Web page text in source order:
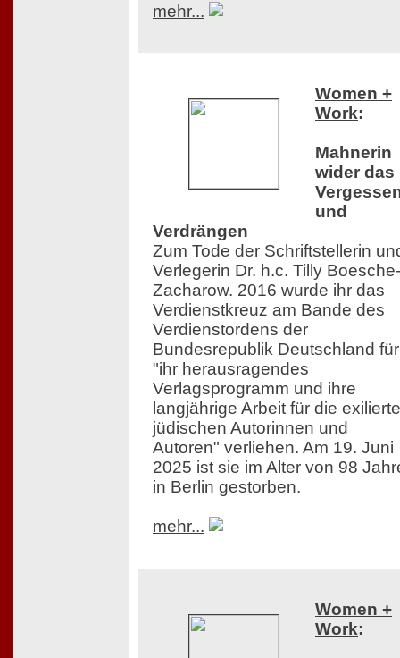
mehr...
Women +
Work:
Mahnerin
wider das
und
Verdrängen
Zum Tode der Schriftstellerin
Verlegerin Dr. h.c. Tilly Boesche-
Zacharow. 2016 wurde ihr das
Verdienstkreuz am Bande des
Verdienstordens der
Bundesrepublik Deutschland für
"ihr herausragendes
Verlagsprogramm und ihre
langjährige Arbeit für die
jüdischen Autorinnen und
Autoren" verliehen. Am 19. Juni
2025 ist sie im Alter von 98
in Berlin gestorben.
mehr...
Women +
Work: